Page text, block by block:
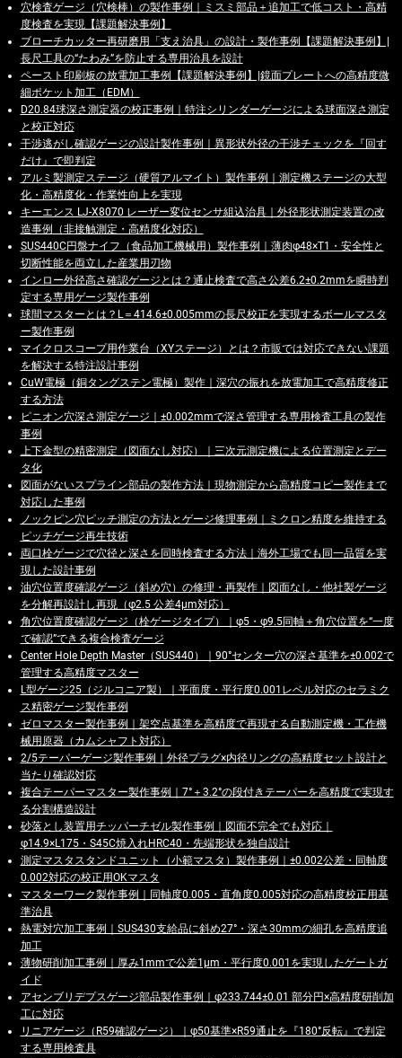
穴検査ゲージ（穴検棒）の製作事例｜ミスミ部品＋追加工で低コスト・高精
度検査を実現【課題解決事例】
ブローチカッター再研磨用「支え治具」の設計・製作事例【課題解決事例】|
長尺工具の“たわみ”を防止する専用治具を設計
ペースト印刷板の放電加工事例【課題解決事例】|鏡面プレートへの高精度微
細ポケット加工（EDM）
D20.84球深さ測定器の校正事例｜特注シリンダーゲージによる球面深さ測定
と校正対応
干渉逃がし確認ゲージの設計製作事例｜異形状外径の干渉チェックを『回す
だけ』で即判定
アルミ製測定ステージ（硬質アルマイト）製作事例｜測定機ステージの大型
化・高精度化・作業性向上を実現
キーエンス LJ-X8070 レーザー変位センサ組込治具｜外径形状測定装置の改
造事例（非接触測定・高精度化対応）
SUS440C円盤ナイフ（食品加工機械用）製作事例｜薄肉φ48×T1・安全性と
切断性能を両立した産業用刃物
インロー外径高さ確認ゲージとは？通止検査で高さ公差6.2±0.2mmを瞬時判
定する専用ゲージ製作事例
球間マスターとは？L＝414.6±0.005mmの長尺校正を実現するボールマスタ
ー製作事例
マイクロスコープ用作業台（XYステージ）とは？市販では対応できない課題
を解決する特注設計事例
CuW電極（銅タングステン電極）製作｜深穴の振れを放電加工で高精度修正
する方法
ピニオン穴深さ測定ゲージ｜±0.002mmで深さ管理する専用検査工具の製作
事例
上下金型の精密測定（図面なし対応）｜三次元測定機による位置測定とデー
タ化
図面がないスプライン部品の製作方法｜現物測定から高精度コピー製作まで
対応した事例
ノックピン穴ピッチ測定の方法とゲージ修理事例｜ミクロン精度を維持する
ピッチゲージ再生技術
両口栓ゲージで穴径と深さを同時検査する方法｜海外工場でも同一品質を実
現した設計事例
油穴位置度確認ゲージ（斜め穴）の修理・再製作｜図面なし・他社製ゲージ
を分解再設計し再現（φ2.5 公差4μm対応）
角穴位置度確認ゲージ（栓ゲージタイプ）｜φ5・φ9.5同軸＋角穴位置を“一度
で確認”できる複合検査ゲージ
Center Hole Depth Master（SUS440）｜90°センター穴の深さ基準を±0.002で
管理する高精度マスター
L型ゲージ25（ジルコニア製）｜平面度・平行度0.001レベル対応のセラミク
ス精密ゲージ製作事例
ゼロマスター製作事例｜架空点基準を高精度で再現する自動測定機・工作機
械用原器（カムシャフト対応）
2/5テーパーゲージ製作事例｜外径プラグ×内径リングの高精度セット設計と
当たり確認対応
複合テーパーマスター製作事例｜7°＋3.2°の段付きテーパーを高精度で実現す
る分割構造設計
砂落とし装置用チッパーチゼル製作事例｜図面不完全でも対応｜
φ14.9×L175・S45C焼入れHRC40・先端形状を独自設計
測定マスタスタンドユニット（小範マスタ）製作事例｜±0.002公差・同軸度
0.002対応の校正用OKマスタ
マスターワーク製作事例｜同軸度0.005・直角度0.005対応の高精度校正用基
準治具
熱電対穴加工事例｜SUS430支給品に斜め27°・深さ30mmの細孔を高精度追
加工
薄物研削加工事例｜厚み1mmで公差1μm・平行度0.001を実現したゲートガ
イド
アセンブリデプスゲージ部品製作事例｜φ233.744±0.01 部分円×高精度研削加
工に対応
リニアゲージ（R59確認ゲージ）｜φ50基準×R59通止を『180°反転』で判定
する専用検査具